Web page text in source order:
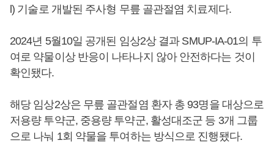
l) 기술로 개발된 주사형 무릎 골관절염 치료제다.
2024년 5월10일 공개된 임상2상 결과 SMUP-IA-01의 투
여로 약물이상 반응이 나타나지 않아 안전하다는 것이
확인됐다.
해당 임상2상은 무릎 골관절염 환자 총 93명을 대상으로
저용량 투약군, 중용량 투약군, 활성대조군 등 3개 그룹
으로 나눠 1회 약물을 투여하는 방식으로 진행됐다.